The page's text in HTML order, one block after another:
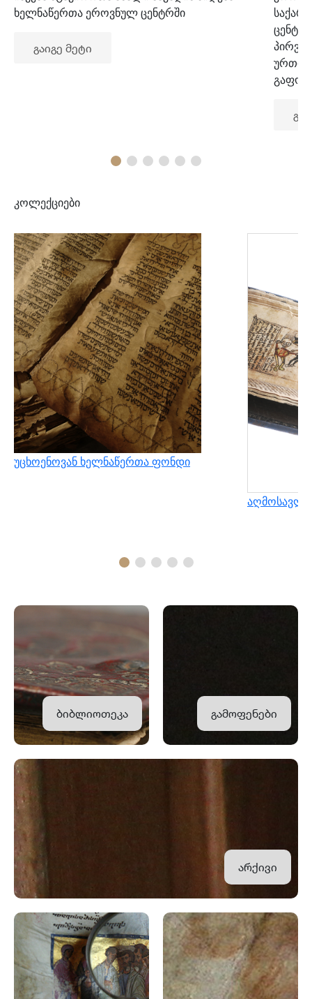
ხელნაწერთა ეროვნულ ცენტრში
გაიგე მეტი
კოლექციები
უცხოენოვან ხელნაწერთა ფონდი
ბიბლიოთეკა გამოფენები
არქივი